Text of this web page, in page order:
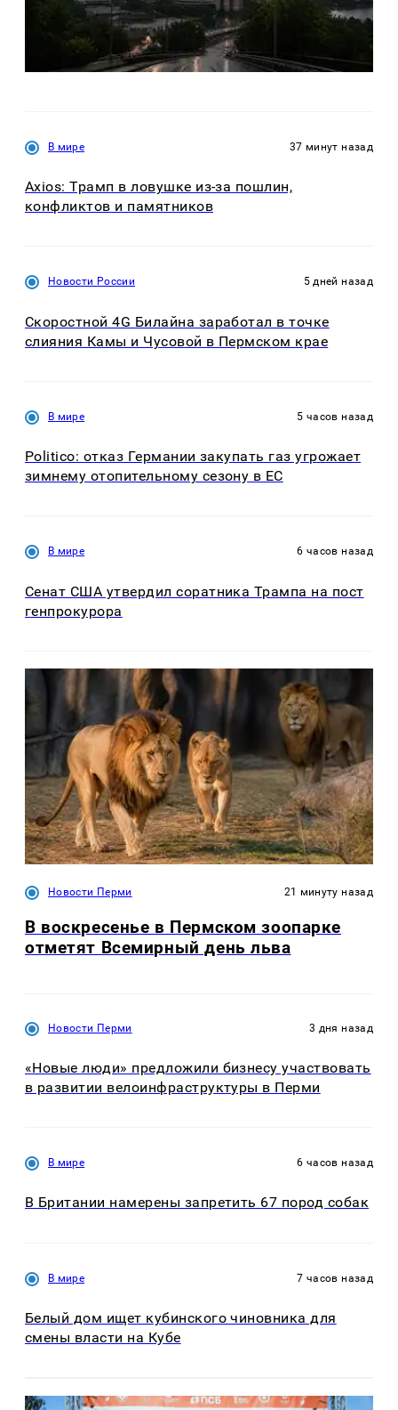
В мире 37 минут назад
Axios: Трамп в ловушке из-за пошлин,
конфликтов и памятников
Новости России 5 дней назад
Скоростной 4G Билайна заработал в точке
слияния Камы и Чусовой в Пермском крае
В мире 5 часов назад
Politico: отказ Германии закупать газ угрожает
зимнему отопительному сезону в ЕС
В мире 6 часов назад
Сенат США утвердил соратника Трампа на пост
генпрокурора
Новости Перми 21 минуту назад
В воскресенье в Пермском зоопарке
отметят Всемирный день льва
Новости Перми 3 дня назад
«Новые люди» предложили бизнесу участвовать
в развитии велоинфраструктуры в Перми
В мире 6 часов назад
В Британии намерены запретить 67 пород собак
В мире 7 часов назад
Белый дом ищет кубинского чиновника для
смены власти на Кубе